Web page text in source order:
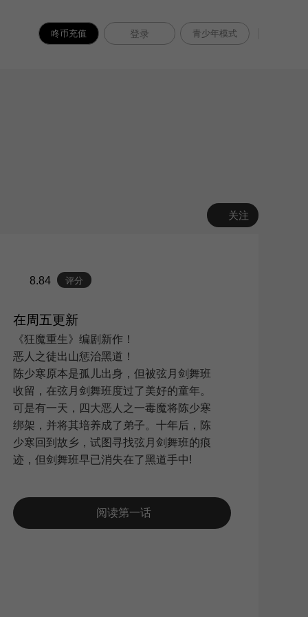
咚币充值 登录 青少年模式
关注
8.84 评分
在周五更新
《狂魔重生》编剧新作！
恶人之徒出山惩治黑道！
陈少寒原本是孤儿出身，但被弦月剑舞班
收留，在弦月剑舞班度过了美好的童年。
可是有一天，四大恶人之一毒魔将陈少寒
绑架，并将其培养成了弟子。十年后，陈
少寒回到故乡，试图寻找弦月剑舞班的痕
迹，但剑舞班早已消失在了黑道手中!
阅读第一话